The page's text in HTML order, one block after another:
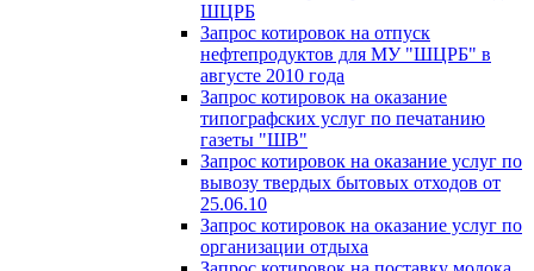
ШЦРБ
Запрос котировок на отпуск
нефтепродуктов для МУ "ШЦРБ" в
августе 2010 года
Запрос котировок на оказание
типографских услуг по печатанию
газеты "ШВ"
Запрос котировок на оказание услуг по
вывозу твердых бытовых отходов от
25.06.10
Запрос котировок на оказание услуг по
организации отдыха